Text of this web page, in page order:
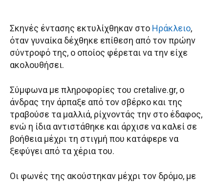
Σκηνές έντασης εκτυλίχθηκαν στο Ηράκλειο,
όταν γυναίκα δέχθηκε επίθεση από τον πρώην
σύντροφό της, ο οποίος φέρεται να την είχε
ακολουθήσει.
Σύμφωνα με πληροφορίες του cretalive.gr, ο
άνδρας την άρπαξε από τον σβέρκο και της
τραβούσε τα μαλλιά, ρίχνοντάς την στο έδαφος,
ενώ η ίδια αντιστάθηκε και άρχισε να καλεί σε
βοήθεια μέχρι τη στιγμή που κατάφερε να
ξεφύγει από τα χέρια του.
Οι φωνές της ακούστηκαν μέχρι τον δρόμο, με